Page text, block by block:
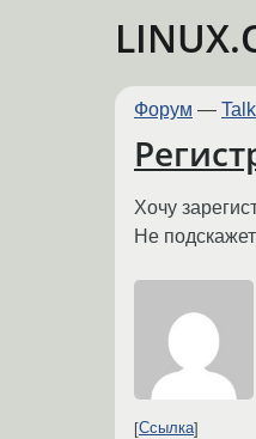
Форум —
Хочу
Не
Ссылка